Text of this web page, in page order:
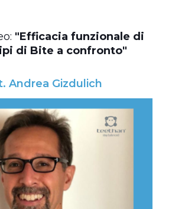
"Efficacia funzionale di
di Bite a confronto"
Bit
Andrea Gizdulich